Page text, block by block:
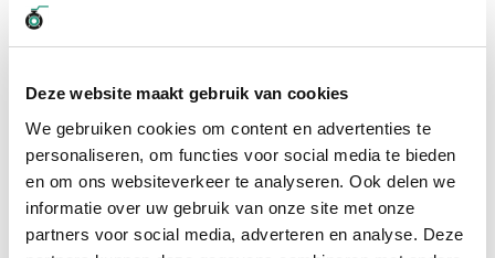
Deze website maakt gebruik van cookies
We gebruiken cookies om content en advertenties te
personaliseren, om functies voor social media te bieden
en om ons websiteverkeer te analyseren. Ook delen we
informatie over uw gebruik van onze site met onze
partners voor social media, adverteren en analyse. Deze
Details
voor water? Dan is de Luchtslang Ragno PU groen 13 x 19mm
soepel en slijtvast. Deze slang van producent Merlett is veel
lichter dan vergelijkbare PVC en rubber luchtslangen die ook
geschikt zijn voor water. Dat maakt het gebruik van deze slang
aanzienlijk comfortabeler.
Deze slang is geproduceerd van slijtvast polyurethaan,